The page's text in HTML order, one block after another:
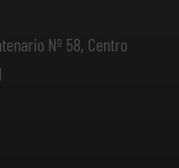
Nº 58, Centro